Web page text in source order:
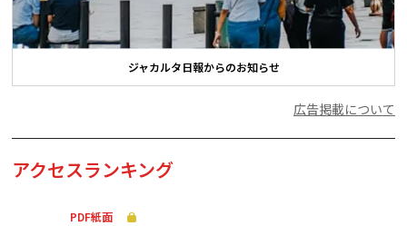
ジャカルタ日報からのお知らせ
広告掲載について
アクセスランキング
PDF紙面